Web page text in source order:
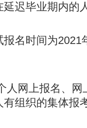
迟毕业期内的
名时间为2021
人网上报名、网
组织的集体报